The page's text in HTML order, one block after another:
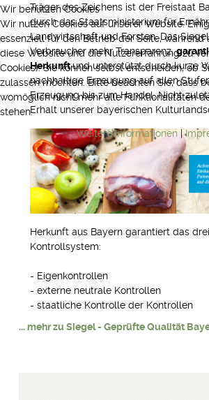
Träger des Zeichens ist der Freistaat
durch das Staatsministerium für
Landwirtschaft und Forsten. Das
Verbraucher mehr Transparenz,
Herkunftund unterstützt durch kurze
nachhaltige Erzeugung auf allen
Erzeugung bis zum Handel. Nicht
Erhalt unserer bayerischen
Herkunft aus Bayern garantiert das
Kontrollsystem:
- Eigenkontrollen
- externe neutrale Kontrollen
- staatliche Kontrolle der Kontrollen
... mehr zu Siegel - Geprüfte Qualität
Wir benutzen Cookies
Wir nutzen Cookies auf unserer Website.
essenziell für den Betrieb der Seite, während
diese Website und die Nutzererfahrung zu
Cookies). Sie können selbst entscheiden, ob
zulassen möchten. Bitte beachten Sie, dass
womöglich nicht mehr alle Funktionalitäten
stehen.
Weitere Informationen|